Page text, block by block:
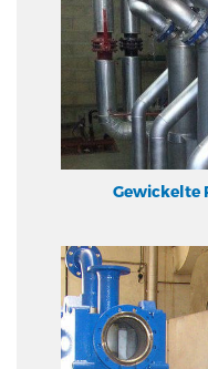
Gewickelte